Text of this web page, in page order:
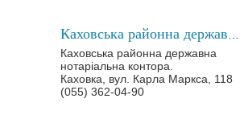
Каховська районна державна
нотаріальна контора.
Каховка, вул. Карла Маркса, 118
(055) 362-04-90